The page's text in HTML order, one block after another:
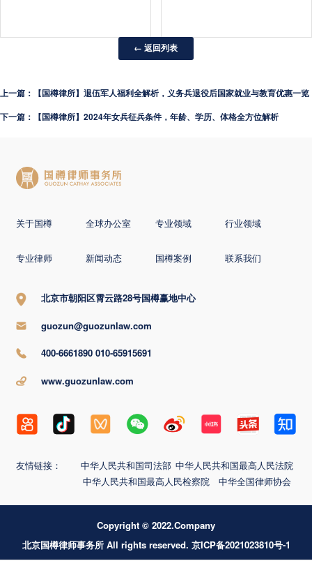
← 返回列表
上一篇：【国樽律所】退伍军人福利全解析，义务兵退役后国家就业与教育优惠一览
下一篇：【国樽律所】2024年女兵征兵条件，年龄、学历、体格全方位解析
关于国樽 全球办公室 专业领域 行业领域
专业律师 新闻动态 国樽案例 联系我们
北京市朝阳区霄云路28号国樽赢地中心
guozun@guozunlaw.com
400-6661890 010-65915691
www.guozunlaw.com
友情链接： 中华人民共和国司法部 中华人民共和国最高人民法院
中华人民共和国最高人民检察院
中华全国律师协会
Copyright © 2022.Company
北京国樽律师事务所 All rights reserved. 京ICP备2021023810号-1